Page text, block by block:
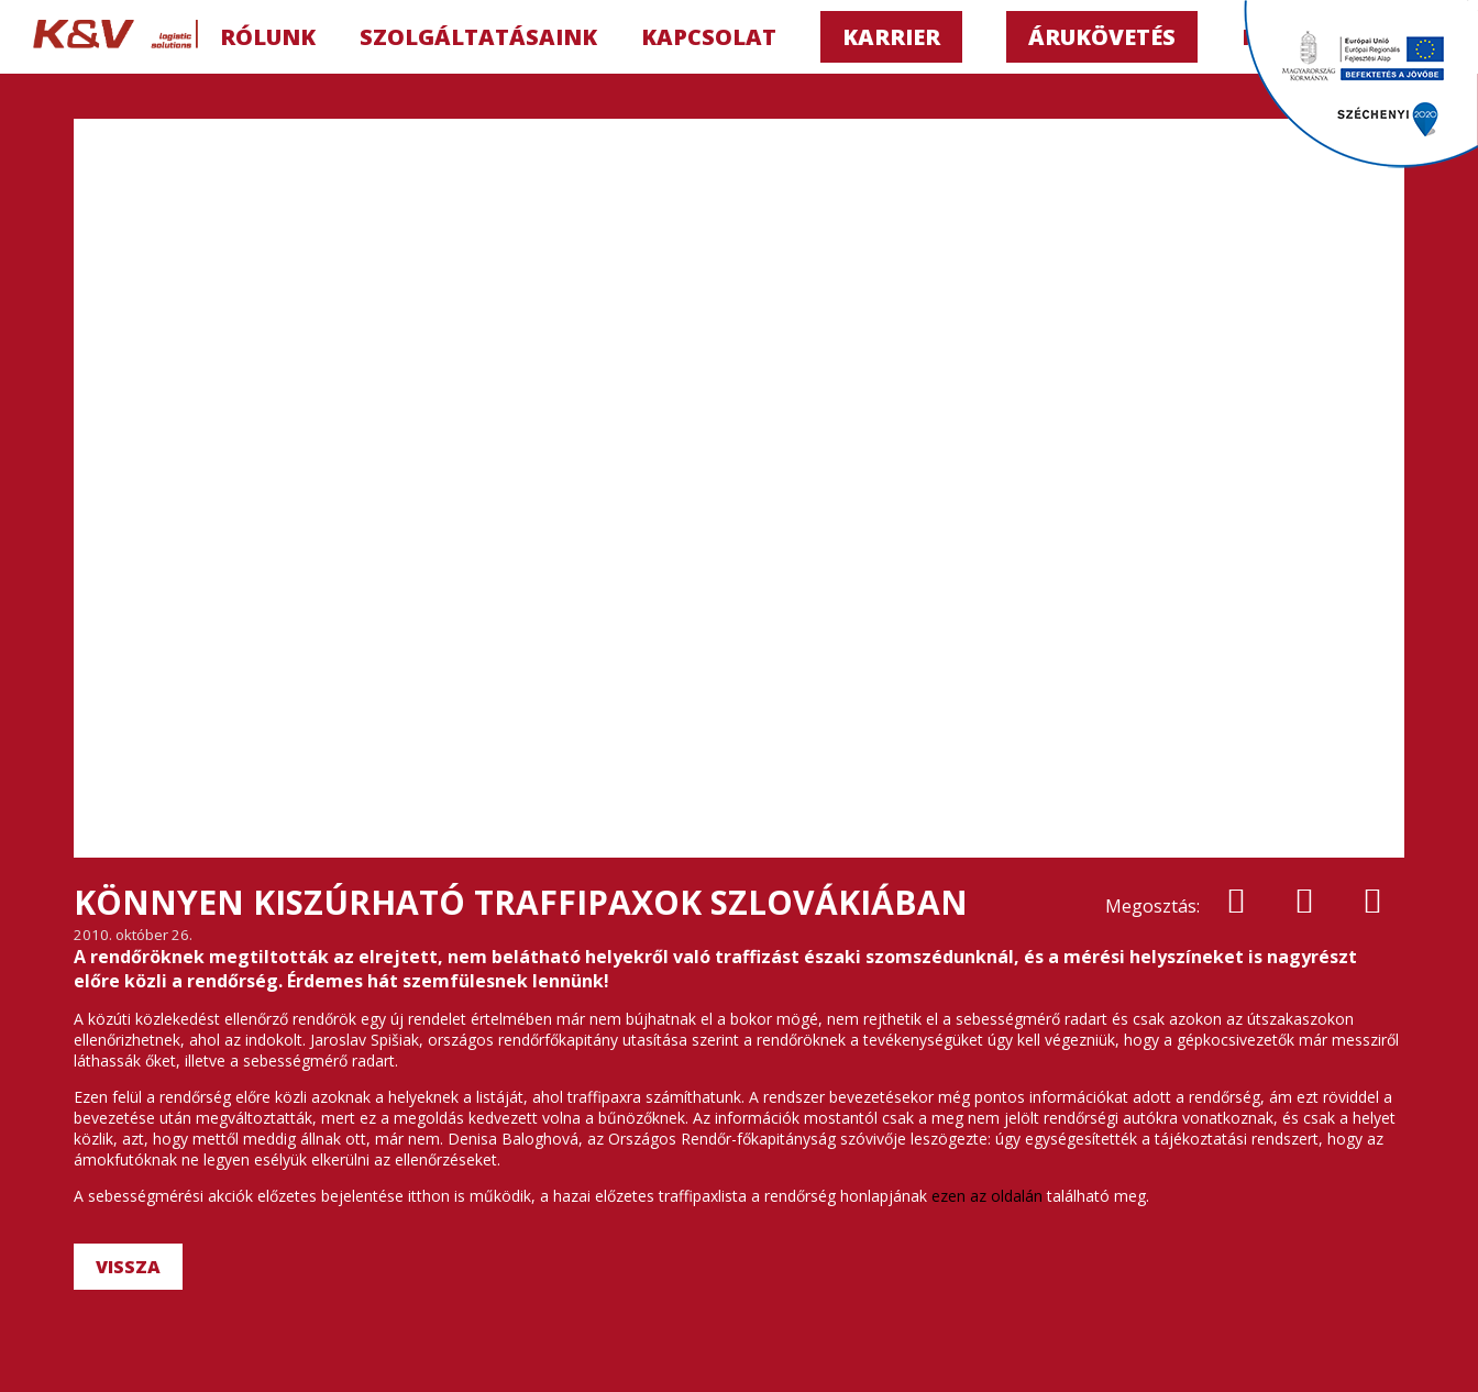
RÓLUNK SZOLGÁLTATÁSAINK KAPCSOLAT KARRIER ÁRUKÖVETÉS HU ▼
Megosztás:
KÖNNYEN KISZÚRHATÓ TRAFFIPAXOK SZLOVÁKIÁBAN
2010. október 26.
A rendőröknek megtiltották az elrejtett, nem belátható helyekről való traffizást északi szomszédunknál, és a mérési helyszíneket is nagyrészt
előre közli a rendőrség. Érdemes hát szemfülesnek lennünk!
A közúti közlekedést ellenőrző rendőrök egy új rendelet értelmében már nem bújhatnak el a bokor mögé, nem rejthetik el a sebességmérő radart és csak azokon az útszakaszokon
ellenőrizhetnek, ahol az indokolt. Jaroslav Spišiak, országos rendőrfőkapitány utasítása szerint a rendőröknek a tevékenységüket úgy kell végezniük, hogy a gépkocsivezetők már messziről
láthassák őket, illetve a sebességmérő radart.
Ezen felül a rendőrség előre közli azoknak a helyeknek a listáját, ahol traffipaxra számíthatunk. A rendszer bevezetésekor még pontos információkat adott a rendőrség, ám ezt röviddel a
bevezetése után megváltoztatták, mert ez a megoldás kedvezett volna a bűnözőknek. Az információk mostantól csak a meg nem jelölt rendőrségi autókra vonatkoznak, és csak a helyet
közlik, azt, hogy mettől meddig állnak ott, már nem. Denisa Baloghová, az Országos Rendőr-főkapitányság szóvivője leszögezte: úgy egységesítették a tájékoztatási rendszert, hogy az
ámokfutóknak ne legyen esélyük elkerülni az ellenőrzéseket.
A sebességmérési akciók előzetes bejelentése itthon is működik, a hazai előzetes traffipaxlista a rendőrség honlapjának ezen az oldalán található meg.
VISSZA